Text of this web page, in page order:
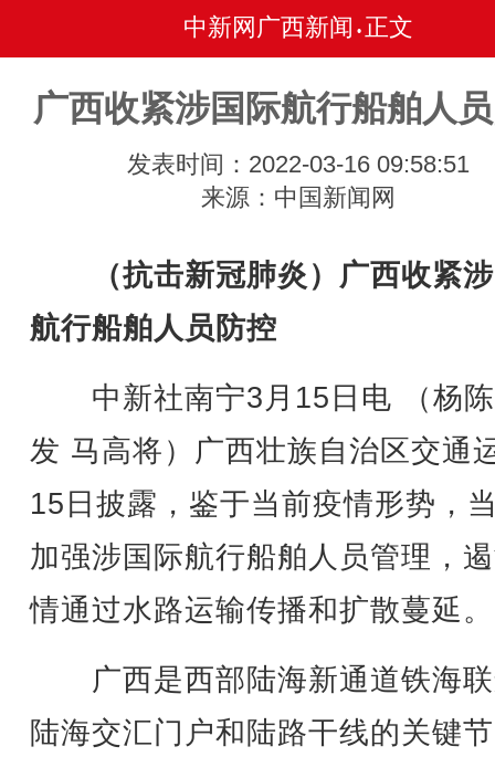
中新网广西新闻 • 正文
广西收紧涉国际航行船舶人
发表时间：2022-03-16 09:58:51
来源：中国新闻网
（抗击新冠肺炎）广西收紧
航行船舶人员防控
中新社南宁3月15日电 （杨
发 马高将）广西壮族自治区交通
15日披露，鉴于当前疫情形势，
加强涉国际航行船舶人员管理，
情通过水路运输传播和扩散蔓延。
广西是西部陆海新通道铁海
陆海交汇门户和陆路干线的关键